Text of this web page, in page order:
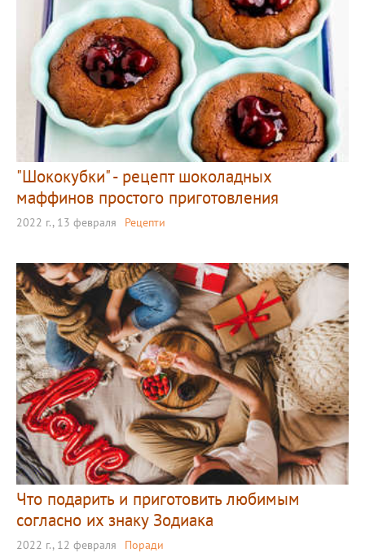
"Шококубки" - рецепт шоколадных
маффинов простого приготовления
2022 г., 13 февраля Рецепти
Что подарить и приготовить любимым
согласно их знаку Зодиака
2022 г., 12 февраля Поради